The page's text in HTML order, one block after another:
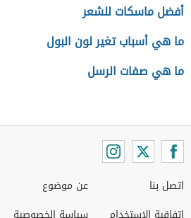
أفضل ماسكات للشعر
ما هي أسباب تغير لون البول
ما هي صفات الرسل
اتصل بنا
عن موضوع